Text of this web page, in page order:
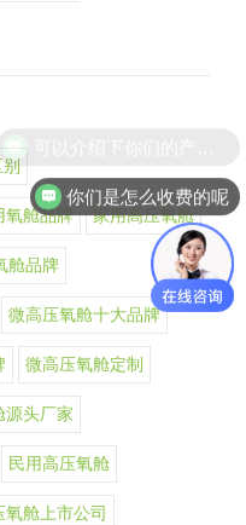
氧舱品牌 家用高压氧舱
舱品牌
微高压氧舱十大品牌
微高压氧舱定制
源头厂家
民用高压氧舱
氧舱上市公司
你们是怎么收费的呢